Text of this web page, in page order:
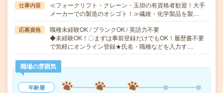
仕事内容
≪フォークリフト・クレーン・玉掛の有資格者歓迎！大手
メーカーでの製造のオシゴト！≫繊維・化学製品を製…
応募資格
職種未経験OK / ブランクOK / 英語力不要
◆未経験OK！〇まずは事前登録だけでもOK！履歴書不要
で気軽にオンライン登録★氏名・職種などを入力す…
職場の雰囲気
年齢層